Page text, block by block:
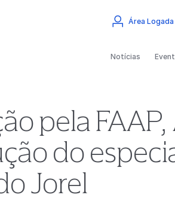
Área Logada
Notícias
pela
do
Jorel